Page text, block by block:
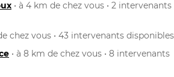
• à 4 km de chez vous • 2 intervenants
chez vous • 43 intervenants disponibles
• à 8 km de chez vous • 8 intervenants